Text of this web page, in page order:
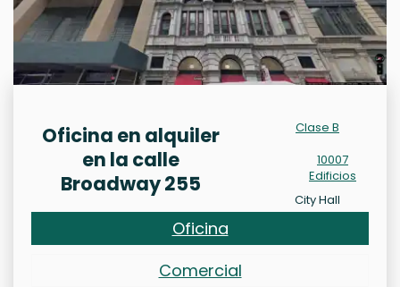
Oficina en alquiler
en la calle
Broadway 255
Clase B
10007
Edificios
City Hall
Oficina
Comercial